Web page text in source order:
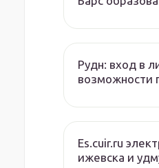
Рудн: вход в
возможности
Es.cuir.ru
ижевска и